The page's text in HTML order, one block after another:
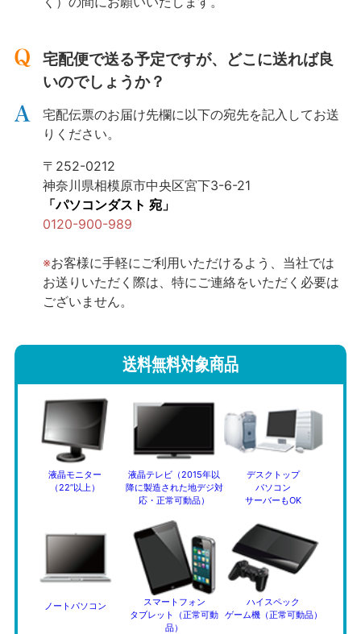
宅配便で送る予定ですが、どこに送れば良
いのでしょうか？
宅配伝票のお届け先欄に以下の宛先を記入してお送
りください。
〒252-0212
神奈川県相模原市中央区宮下3-6-21
「パソコンダスト 宛」
0120-900-989
※お客様に手軽にご利用いただけるよう、当社では
お送りいただく際は、特にご連絡をいただく必要は
ございません。
送料無料対象商品
液晶モニター
（22”以上）
液晶テレビ（2015年以
降に製造された地デジ対
応・正常可動品）
デスクトップ
パソコン
サーバーもOK
ノートパソコン
スマートフォン
タブレット（正常可動
品）
ハイスペック
ゲーム機（正常可動品）